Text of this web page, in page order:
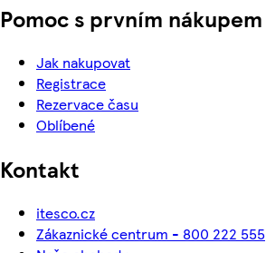
Pomoc s prvním nákupem
Jak nakupovat
Registrace
Rezervace času
Oblíbené
Kontakt
itesco.cz
Zákaznické centrum - 800 222 555